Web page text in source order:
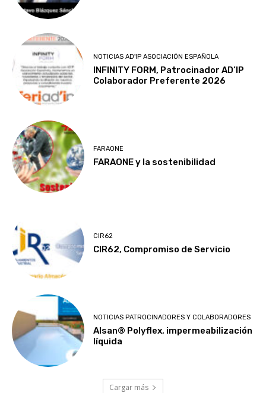
NOTICIAS AD'IP ASOCIACIÓN ESPAÑOLA
INFINITY FORM, Patrocinador AD’IP
Colaborador Preferente 2026
FARAONE
FARAONE y la sostenibilidad
CIR62
CIR62, Compromiso de Servicio
NOTICIAS PATROCINADORES Y COLABORADORES
Alsan® Polyflex, impermeabilización
líquida
Cargar más